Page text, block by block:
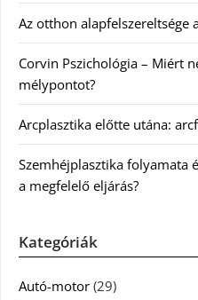
Az otthon alapfelszereltsége
Corvin Pszichológia – Miért
mélypontot?
Arcplasztika előtte utána:
Szemhéjplasztika folyamata
a megfelelő eljárás?
Kategóriák
Autó-motor (29)